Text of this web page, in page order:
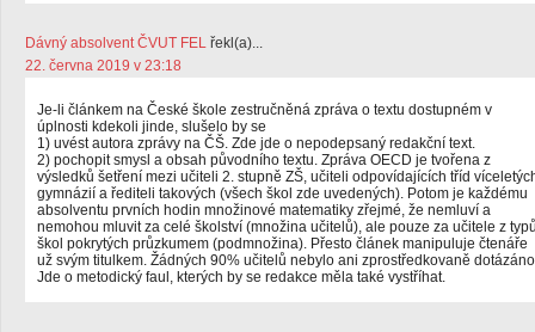
Dávný absolvent ČVUT FEL řekl(a)...
22. června 2019 v 23:18
Je-li článkem na České škole zestručněná zpráva o textu dostupném v
úplnosti kdekoli jinde, slušelo by se
1) uvést autora zprávy na ČŠ. Zde jde o nepodepsaný redakční text.
2) pochopit smysl a obsah původního textu. Zpráva OECD je tvořena z
výsledků šetření mezi učiteli 2. stupně ZŠ, učiteli odpovídajících tříd
gymnázií a řediteli takových (všech škol zde uvedených). Potom je každému
absolventu prvních hodin množinové matematiky zřejmé, že nemluví a
nemohou mluvit za celé školství (množina učitelů), ale pouze za učitele z
škol pokrytých průzkumem (podmnožina). Přesto článek manipuluje čtenáře
už svým titulkem. Žádných 90% učitelů nebylo ani zprostředkovaně
Jde o metodický faul, kterých by se redakce měla také vystříhat.